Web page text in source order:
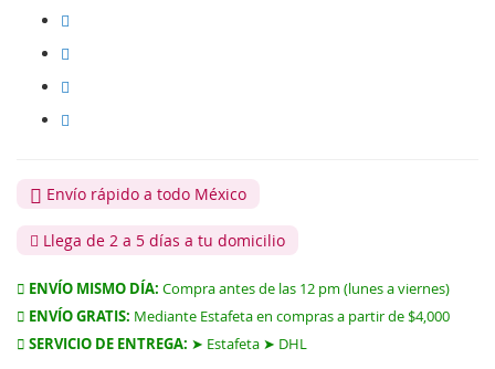
Envío rápido a todo México
Llega de 2 a 5 días a tu domicilio
ENVÍO MISMO DÍA: Compra antes de las 12 pm (lunes a viernes)
ENVÍO GRATIS: Mediante Estafeta en compras a partir de $4,000
SERVICIO DE ENTREGA: ➤ Estafeta ➤ DHL